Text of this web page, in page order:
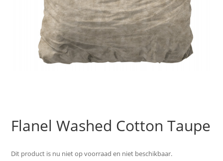
Flanel Washed Cotton Taupe
Dit product is nu niet op voorraad en niet beschikbaar.